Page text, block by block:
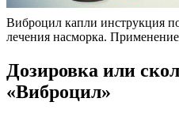
Виброцил капли инструкция
лечения насморка.
Дозировка или
«Виброцил»